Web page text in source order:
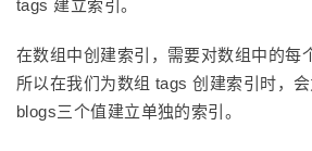
tags 建立索引。
在数组中创建索引，需要对数组中的每
所以在我们为数组 tags 创建索引时，
blogs三个值建立单独的索引。